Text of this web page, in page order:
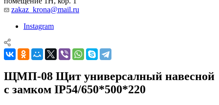
zakaz_krona@mail.ru
Instagram
ЩМП-08 Щит универсалный навесной
с замком IP54/650*500*220